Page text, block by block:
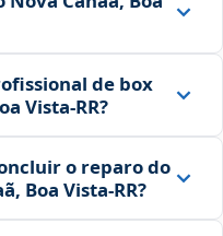
de box
Vista‑RR?
o reparo do
Boa Vista‑RR?